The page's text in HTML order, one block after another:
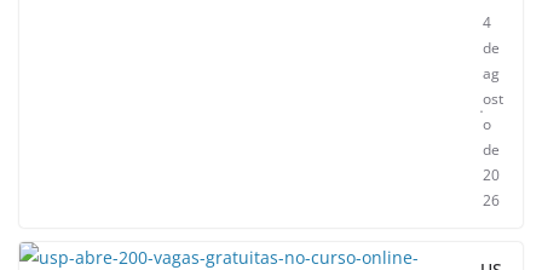
4
de
ag
ost
o
de
20
26